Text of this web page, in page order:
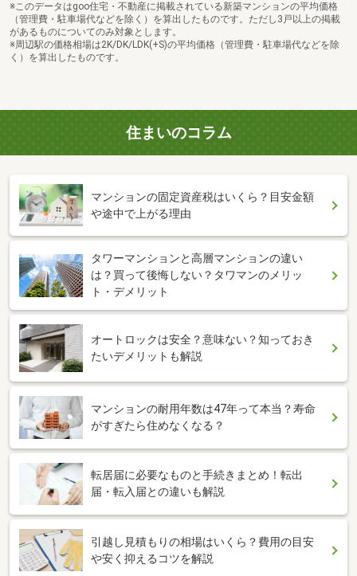
※このデータはgoo住宅・不動産に掲載されている新築マンションの平均価格
（管理費・駐車場代などを除く）を算出したものです。ただし3戸以上の掲載
があるものについてのみ対象とします。
※周辺駅の価格相場は2K/DK/LDK(+S)の平均価格（管理費・駐車場代などを除
く）を算出したものです。
住まいのコラム
マンションの固定資産税はいくら？目安金額
や途中で上がる理由
タワーマンションと高層マンションの違い
は？買って後悔しない？タワマンのメリッ
ト・デメリット
オートロックは安全？意味ない？知っておき
たいデメリットも解説
マンションの耐用年数は47年って本当？寿命
がすぎたら住めなくなる？
転居届に必要なものと手続きまとめ！転出
届・転入届との違いも解説
引越し見積もりの相場はいくら？費用の目安
や安く抑えるコツを解説